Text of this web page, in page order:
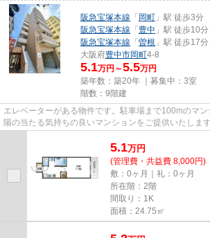
阪急宝塚本線 「 岡町 」駅 徒歩3分
阪急宝塚本線 「 豊中 」駅 徒歩10分
阪急宝塚本線 「 曽根 」駅 徒歩17分
大阪府豊中市岡町4-8
5.1万円～5.5万円
築年数：築20年 ｜募集中： 3室
階数：9階建
エレベーターがある物件です。駐車場まで100mのマ
陽の当たる気持ちの良いマンションをご提供いたしま
5.1万円
(管理費・共益費 8,000円)
敷：0ヶ月｜礼：0ヶ月
所在階：2階
間取り：1K
面積：24.75㎡